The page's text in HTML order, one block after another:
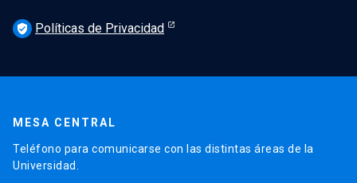
verified_user Políticas de Privacidad
MESA CENTRAL
Teléfono para comunicarse con las distintas áreas de la
Universidad.